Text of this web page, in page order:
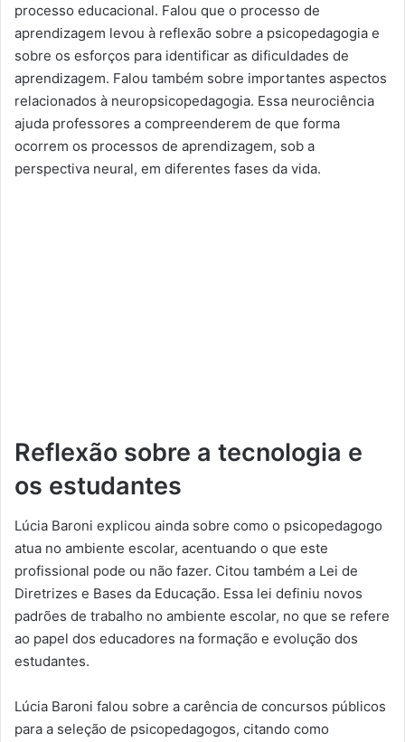
processo educacional. Falou que o processo de
aprendizagem levou à reflexão sobre a psicopedagogia e
sobre os esforços para identificar as dificuldades de
aprendizagem. Falou também sobre importantes aspectos
relacionados à neuropsicopedagogia. Essa neurociência
ajuda professores a compreenderem de que forma
ocorrem os processos de aprendizagem, sob a
perspectiva neural, em diferentes fases da vida.
Reflexão sobre a tecnologia e
os estudantes
Lúcia Baroni explicou ainda sobre como o psicopedagogo
atua no ambiente escolar, acentuando o que este
profissional pode ou não fazer. Citou também a Lei de
Diretrizes e Bases da Educação. Essa lei definiu novos
padrões de trabalho no ambiente escolar, no que se refere
ao papel dos educadores na formação e evolução dos
estudantes.
Lúcia Baroni falou sobre a carência de concursos públicos
para a seleção de psicopedagogos, citando como